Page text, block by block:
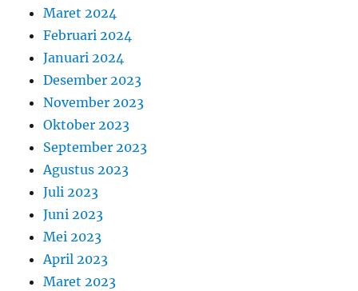
Maret 2024
Februari 2024
Januari 2024
Desember 2023
November 2023
Oktober 2023
September 2023
Agustus 2023
Juli 2023
Juni 2023
Mei 2023
April 2023
Maret 2023